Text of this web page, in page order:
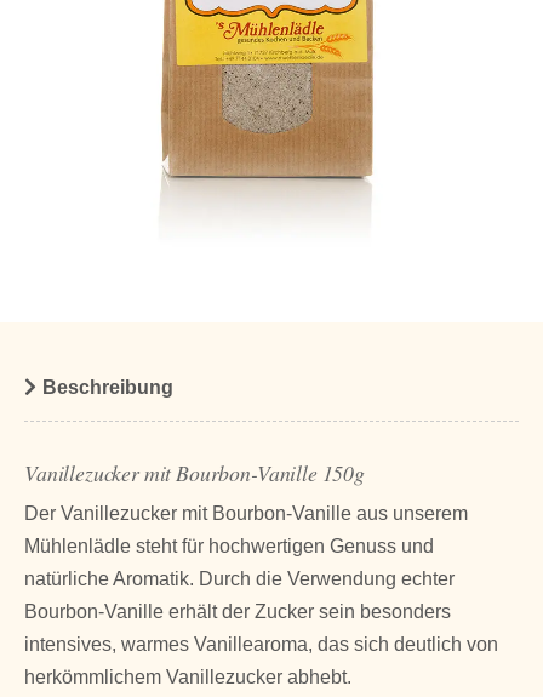
Beschreibung
Vanillezucker mit Bourbon-Vanille 150g
Der Vanillezucker mit Bourbon-Vanille aus unserem
Mühlenlädle steht für hochwertigen Genuss und
natürliche Aromatik. Durch die Verwendung echter
Bourbon-Vanille erhält der Zucker sein besonders
intensives, warmes Vanillearoma, das sich deutlich von
herkömmlichem Vanillezucker abhebt.